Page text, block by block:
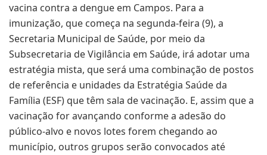
vacina contra a dengue em Campos. Para a
imunização, que começa na segunda-feira (9), a
Secretaria Municipal de Saúde, por meio da
Subsecretaria de Vigilância em Saúde, irá adotar uma
estratégia mista, que será uma combinação de postos
de referência e unidades da Estratégia Saúde da
Família (ESF) que têm sala de vacinação. E, assim que a
vacinação for avançando conforme a adesão do
público-alvo e novos lotes forem chegando ao
município, outros grupos serão convocados até